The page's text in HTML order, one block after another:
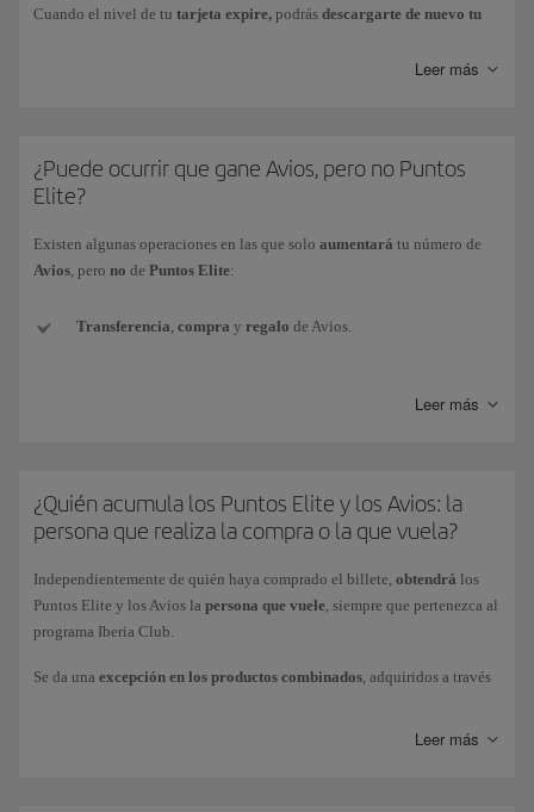
obtienen al adquirirbilletes con Avios.
* El Grupo Iberia está formado por Iberia, Iberia Regional/Air Nostrum e
Iberia Express).
Cuando el nivel de tu tarjeta expire, podrás descargarte de nuevo tu
plástico y la puedes obtener inmediatamente en tu dispositivo móvil.
Leer más
¿Puede ocurrir que gane Avios, pero no Puntos
Elite?
Existen algunas operaciones en las que solo aumentará tu número de
Avios, pero no de Puntos Elite:
Transferencia, compra y regalo de Avios.
nueva tarjeta de crédito).
promocionales conseguidos con los Bonus de Iberia Club.
Avios obtenidos como premioen competiciones o sorteos (por
ganar, o por participar).
Avios decortesíacomo compensación por alguna incidencia.
(como ganar Puntos Elite en
Leer más
¿Quién acumula los Puntos Elite y los Avios: la
persona que realiza la compra o la que vuela?
Independientemente de quién haya comprado el billete, obtendrá los
Puntos Elite y los Avios la persona que vuele, siempre que pertenezca al
programa Iberia Club.
Se da una excepción en los productos combinados, adquiridos a través
Vuelo+Coche o Vuelo+Hotel): la persona que realice la compra del
Leer más